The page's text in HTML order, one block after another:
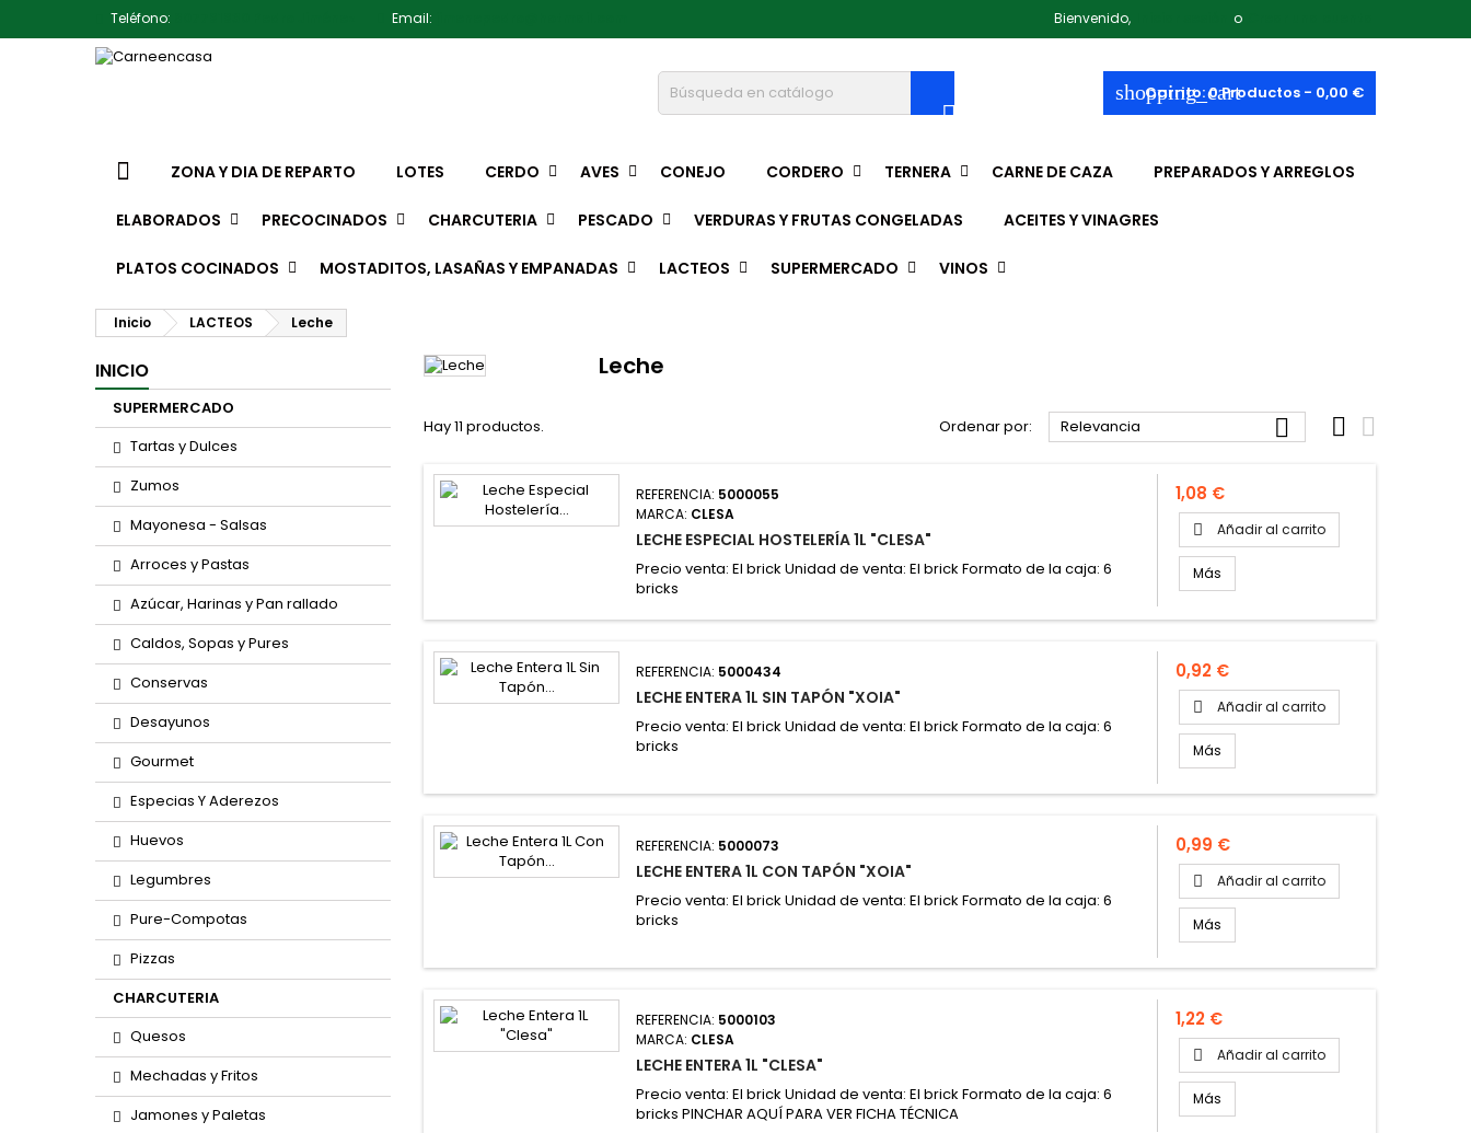
Teléfono: Email: Bienvenido, o
shopping_cart
Carrito:0Productos - 0,00 €

ZONA Y DIA DE REPARTO LOTES CERDO AVES CONEJO CORDERO TERNERA CARNE DE CAZA PREPARADOS Y ARREGLOS
ELABORADOS PRECOCINADOS CHARCUTERIA PESCADO VERDURAS Y FRUTAS CONGELADAS ACEITES Y VINAGRES
PLATOS COCINADOS MOSTADITOS, LASAÑAS Y EMPANADAS LACTEOS SUPERMERCADO VINOS
Inicio LACTEOS Leche
INICIO
SUPERMERCADO
Tartas y Dulces
Zumos
Mayonesa - Salsas
Arroces y Pastas
Azúcar, Harinas y Pan rallado
Caldos, Sopas y Pures
Conservas
Desayunos
Gourmet
Especias Y Aderezos
Huevos
Legumbres
Pure-Compotas
Pizzas
CHARCUTERIA
Quesos
Mechadas y Fritos
Jamones y Paletas
Leche
Hay 11 productos. Ordenar por: Relevancia   
REFERENCIA: 5000055
MARCA: CLESA
LECHE ESPECIAL HOSTELERÍA 1L "CLESA"
Precio venta: El brick Unidad de venta: El brick Formato de la caja: 6
bricks
Precio
1,08 €
 Añadir al carrito
Más
REFERENCIA: 5000434
LECHE ENTERA 1L SIN TAPÓN "XOIA"
Precio venta: El brick Unidad de venta: El brick Formato de la caja: 6
bricks
Precio
0,92 €
 Añadir al carrito
Más
REFERENCIA: 5000073
LECHE ENTERA 1L CON TAPÓN "XOIA"
Precio venta: El brick Unidad de venta: El brick Formato de la caja: 6
bricks
Precio
0,99 €
 Añadir al carrito
Más
REFERENCIA: 5000103
MARCA: CLESA
LECHE ENTERA 1L "CLESA"
Precio venta: El brick Unidad de venta: El brick Formato de la caja: 6
bricks PINCHAR AQUÍ PARA VER FICHA TÉCNICA
Precio
1,22 €
 Añadir al carrito
Más